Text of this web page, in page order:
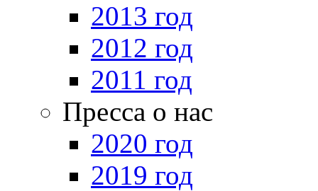
2013 год
2012 год
2011 год
Пресса о нас
2020 год
2019 год